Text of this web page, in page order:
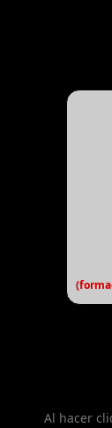
Al hacer